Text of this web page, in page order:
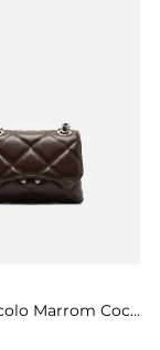
Bolsa Tiracolo Marrom Cocoa Couro Mizz Pequena